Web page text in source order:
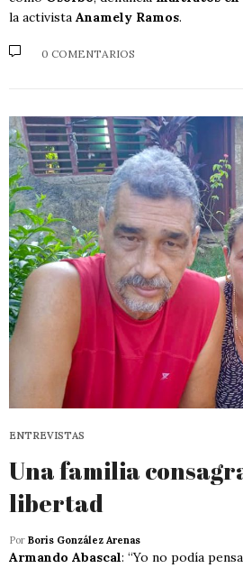
la activista Anamely Ramos.
0 COMENTARIOS
ENTREVISTAS
Una familia
libertad
Por Boris González Arenas
Armando Abascal: “Yo no podía